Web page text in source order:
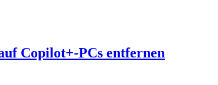
Copilot+-PCs entfernen